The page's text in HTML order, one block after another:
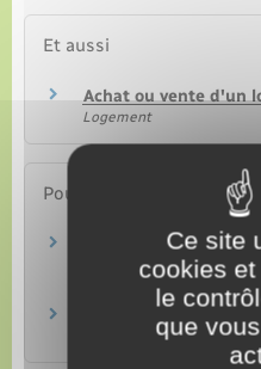
Et aussi
Achat ou vente d'un
Logement
Pour en savoir plus
Mémo sur les
vente ou de location
Institut national de la
Tout savoir sur les
Institut national de la
Ce site
cookies
le
que